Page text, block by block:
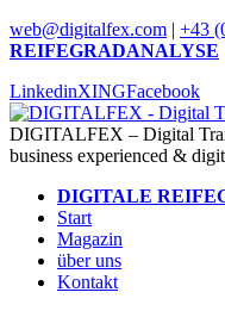
Skip
to
web@digitalfex.com | +43
REIFEGRADANALYSE
LinkedinXINGFacebook
DIGITALFEX – Digital
business experienced &
DIGITALE
Start
Magazin
über uns
Kontakt